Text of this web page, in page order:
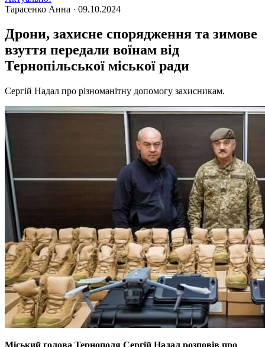
Тарасенко Анна · 09.10.2024
Дрони, захисне спорядження та зимове
взуття передали воїнам від
Тернопільської міської ради
Сергій Надал про різноманітну допомогу захисникам.